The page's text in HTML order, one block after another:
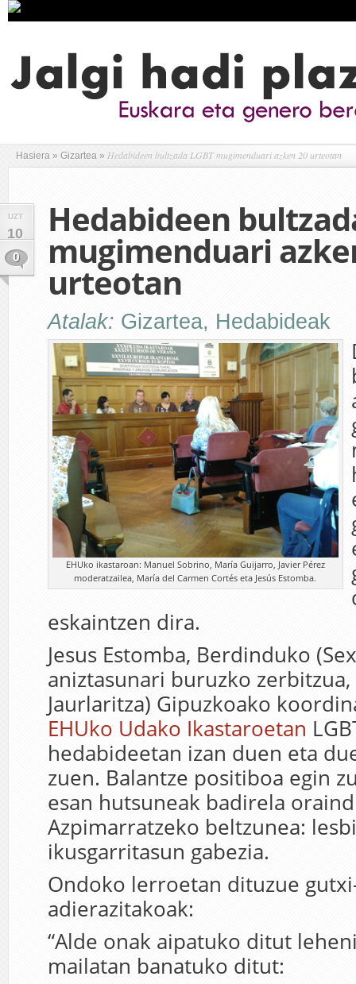
Hasiera » Gizartea » Hedabideen bultzada LGBT mugimenduari azken 20 urteotan
UZT
10
0
Hedabideen
mugimenduari
urteotan
Atalak: Gizartea, Hedabideak
EHUko ikastaroan: Manuel Sobrino, María Guijarro, Javier Pérez
moderatzailea, María del Carmen Cortés eta Jesús Estomba.
eskaintzen dira.
Jesus Estomba, Berdinduko
aniztasunari buruzko zerbitzua,
Jaurlaritza) Gipuzkoako
EHUko Udako Ikastaroetan
hedabideetan izan duen eta
zuen. Balantze positiboa egin
esan hutsuneak badirela
Azpimarratzeko beltzunea:
ikusgarritasun gabezia.
Ondoko lerroetan dituzue
adierazitakoak:
“Alde onak aipatuko ditut
mailatan banatuko ditut: